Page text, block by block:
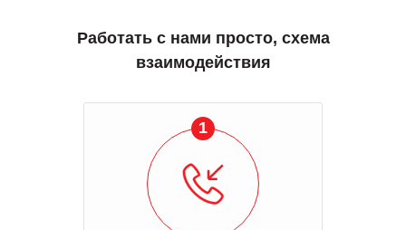
Работать с нами просто, схема
взаимодействия
1